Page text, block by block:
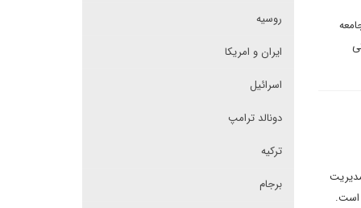
است.
روسیه
ایران و امریکا
اسرائیل
دونالد ترامپ
ترکیه
برجام